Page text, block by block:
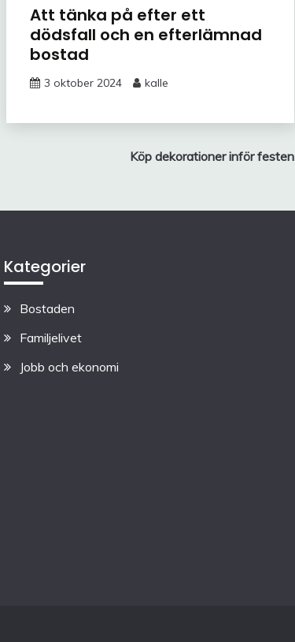
Att tänka på efter ett
dödsfall och en efterlämnad
bostad
3 oktober 2024 kalle
Köp dekorationer inför festen
Kategorier
Bostaden
Familjelivet
Jobb och ekonomi